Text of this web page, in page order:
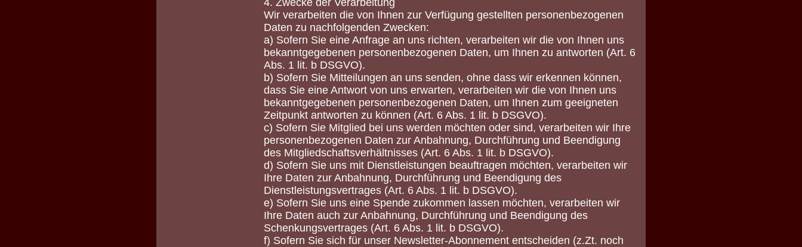
Wir verarbeiten die von Ihnen zur Verfügung gestellten personenbezogenen
Daten zu nachfolgenden Zwecken:
a) Sofern Sie eine Anfrage an uns richten, verarbeiten wir die von Ihnen uns
bekanntgegebenen personenbezogenen Daten, um Ihnen zu antworten (Art. 6
Abs. 1 lit. b DSGVO).
b) Sofern Sie Mitteilungen an uns senden, ohne dass wir erkennen können,
dass Sie eine Antwort von uns erwarten, verarbeiten wir die von Ihnen uns
bekanntgegebenen personenbezogenen Daten, um Ihnen zum geeigneten
Zeitpunkt antworten zu können (Art. 6 Abs. 1 lit. b DSGVO).
c) Sofern Sie Mitglied bei uns werden möchten oder sind, verarbeiten wir Ihre
personenbezogenen Daten zur Anbahnung, Durchführung und Beendigung
des Mitgliedschaftsverhältnisses (Art. 6 Abs. 1 lit. b DSGVO).
d) Sofern Sie uns mit Dienstleistungen beauftragen möchten, verarbeiten wir
Ihre Daten zur Anbahnung, Durchführung und Beendigung des
Dienstleistungsvertrages (Art. 6 Abs. 1 lit. b DSGVO).
e) Sofern Sie uns eine Spende zukommen lassen möchten, verarbeiten wir
Ihre Daten auch zur Anbahnung, Durchführung und Beendigung des
Schenkungsvertrages (Art. 6 Abs. 1 lit. b DSGVO).
f) Sofern Sie sich für unser Newsletter-Abonnement entscheiden (z.Zt. noch